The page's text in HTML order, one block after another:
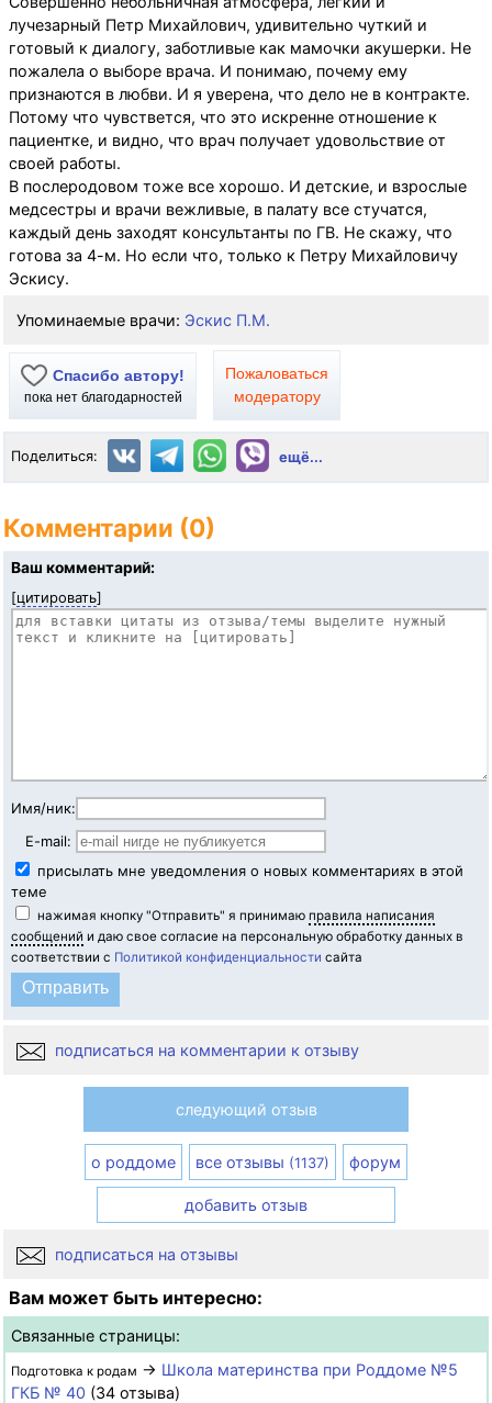
лучезарный Петр Михайлович, удивительно чуткий и
готовый к диалогу, заботливые как мамочки акушерки. Не
пожалела о выборе врача. И понимаю, почему ему
признаются в любви. И я уверена, что дело не в контракте.
Потому что чувствется, что это искренне отношение к
пациентке, и видно, что врач получает удовольствие от
своей работы.
В послеродовом тоже все хорошо. И детские, и взрослые
медсестры и врачи вежливые, в палату все стучатся,
каждый день заходят консультанты по ГВ. Не скажу, что
готова за 4-м. Но если что, только к Петру Михайловичу
Эскису.
Упоминаемые врачи: Эскис П.М.
Спасибо автору!
пока нет благодарностей
Пожаловаться
модератору
Поделиться: ещё...
Комментарии (0)
Ваш комментарий:
[цитировать]
Имя/ник:
E-mail:
присылать мне уведомления о новых комментариях в этой
теме
нажимая кнопку "Отправить" я принимаю правила написания
сообщений и даю свое согласие на персональную обработку данных в
соответствии с Политикой конфиденциальности сайта
подписаться на комментарии к отзыву
следующий отзыв
о роддоме все отзывы (1137) форум
добавить отзыв
подписаться на отзывы
Вам может быть интересно:
Связанные страницы:
Подготовка к родам → Школа материнства при Роддоме №5
ГКБ № 40 (34 отзыва)